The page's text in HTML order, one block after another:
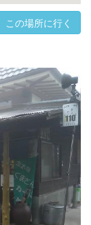
この場所に行く